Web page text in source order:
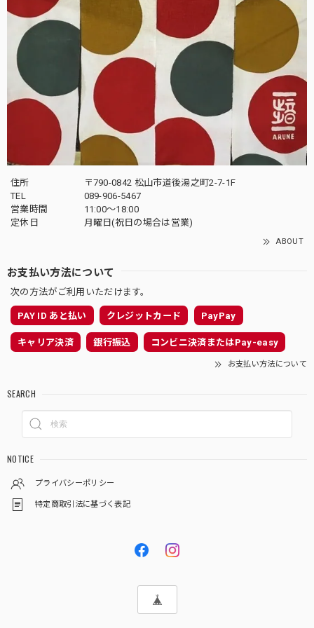
住所
〒790-0842 松山市道後湯之町2-7-1F
TEL
089-906-5467
営業時間
11:00〜18:00
定休日
月曜日(祝日の場合は営業)
ABOUT
お支払い方法について
次の方法がご利用いただけます。
PAY ID あと払い クレジットカード PayPay
キャリア決済 銀行振込 コンビニ決済またはPay-easy
お支払い方法について
SEARCH
NOTICE
プライバシーポリシー
特定商取引法に基づく表記